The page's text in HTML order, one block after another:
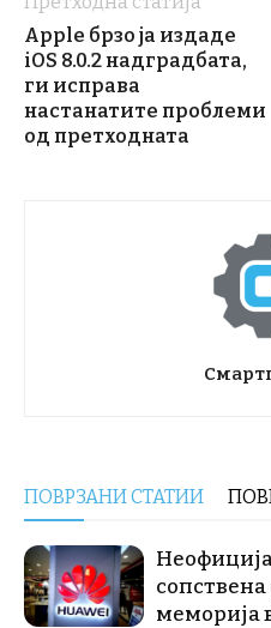
Apple брзо ја издаде
iOS 8.0.2 надградбата,
ги исправа
настанатите проблеми
од претходната
ПОВРЗАНИ СТАТИИ
сопствена
меморија